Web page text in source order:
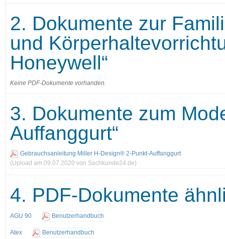
2. Dokumente zur
und
Honeywell“
Keine PDF-Dokumente vorhanden.
3. Dokumente zum
Auffanggurt“
Gebrauchsanleitung Miller H-Design® 2-Punkt-Auffanggurt
(Upload am 09.07.2020 von Sachkunde24.de)
4. PDF-Dokumente
AGU 90 Benutzerhandbuch
Atex Benutzerhandbuch